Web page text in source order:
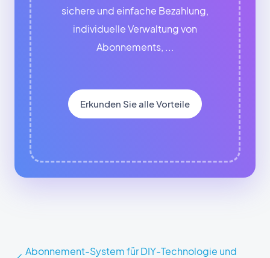
sichere und einfache Bezahlung,
individuelle Verwaltung von
Abonnements, ...
Erkunden Sie alle Vorteile
Abonnement-System für DIY-Technologie und